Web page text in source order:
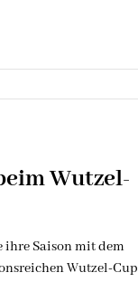
Wutzel-
ihre Saison mit dem
Wutzel-Cup